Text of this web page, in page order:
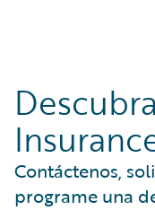
Contáctenos,
programe una